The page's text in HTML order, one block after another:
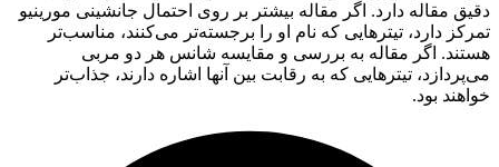
دقیق مقاله دارد. اگر مقاله بیشتر بر روی احتمال جانشینی مورینیو
تمرکز دارد، تیترهایی که نام او را برجسته‌تر می‌کنند، مناسب‌تر
هستند. اگر مقاله به بررسی و مقایسه شانس هر دو مربی
می‌پردازد، تیترهایی که به رقابت بین آنها اشاره دارند، جذاب‌تر
خواهند بود.